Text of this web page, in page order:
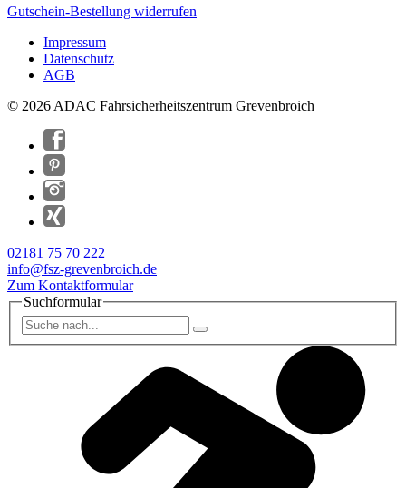
Gutschein-Bestellung widerrufen
Impressum
Datenschutz
AGB
© 2026 ADAC Fahrsicherheitszentrum Grevenbroich
02181 75 70 222
info@fsz-grevenbroich.de
Zum Kontaktformular
Suchformular